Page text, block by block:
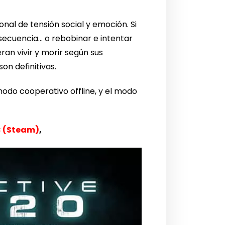
de tensión social y emoción. Si
o rebobinar e intentar
vivir y morir según sus
definitivas.
cooperativo offline, y el modo
(Steam),